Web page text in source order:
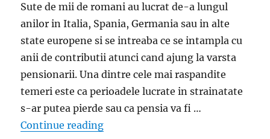
Sute de mii de romani au lucrat de-a lungul
anilor in Italia, Spania, Germania sau in alte
state europene si se intreaba ce se intampla cu
anii de contributii atunci cand ajung la varsta
pensionarii. Una dintre cele mai raspandite
temeri este ca perioadele lucrate in strainatate
s-ar putea pierde sau ca pensia va fi …
Continue reading„Ai muncit in Italia, Spania sau